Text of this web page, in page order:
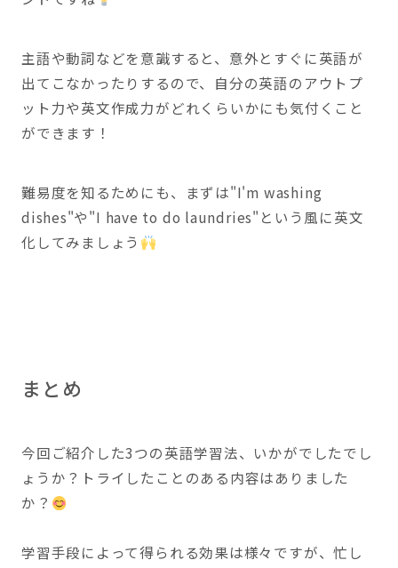
主語や動詞などを意識すると、意外とすぐに英語が
出てこなかったりするので、自分の英語のアウトプ
ット力や英文作成力がどれくらいかにも気付くこと
ができます！
難易度を知るためにも、まずは"I'm washing
dishes"や"I have to do laundries"という風に英文
化してみましょう
まとめ
今回ご紹介した3つの英語学習法、いかがでしたでし
ょうか？トライしたことのある内容はありました
か？
学習手段によって得られる効果は様々ですが、忙し